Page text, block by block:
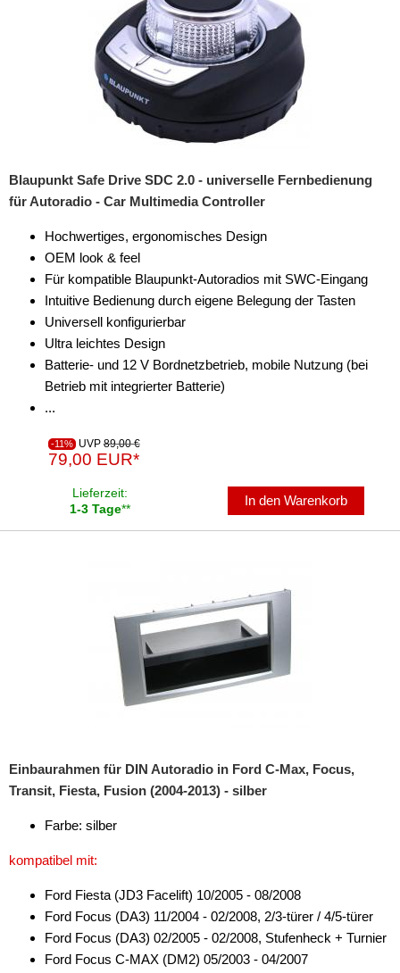
Blaupunkt Safe Drive SDC 2.0 - universelle Fernbedienung
für Autoradio - Car Multimedia Controller
Hochwertiges, ergonomisches Design
OEM look & feel
Für kompatible Blaupunkt-Autoradios mit SWC-Eingang
Intuitive Bedienung durch eigene Belegung der Tasten
Universell konfigurierbar
Ultra leichtes Design
Batterie- und 12 V Bordnetzbetrieb, mobile Nutzung (bei
Betrieb mit integrierter Batterie)
...
-11% UVP 89,00 €
79,00 EUR*
Lieferzeit:
1-3 Tage**
In den Warenkorb
Einbaurahmen für DIN Autoradio in Ford C-Max, Focus,
Transit, Fiesta, Fusion (2004-2013) - silber
Farbe: silber
kompatibel mit:
Ford Fiesta (JD3 Facelift) 10/2005 - 08/2008
Ford Focus (DA3) 11/2004 - 02/2008, 2/3-türer / 4/5-türer
Ford Focus (DA3) 02/2005 - 02/2008, Stufenheck + Turnier
Ford Focus C-MAX (DM2) 05/2003 - 04/2007